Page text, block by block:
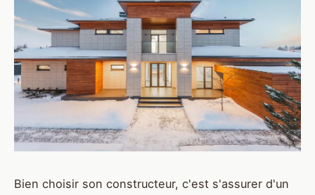
Bien choisir son constructeur, c'est s'assurer d'un